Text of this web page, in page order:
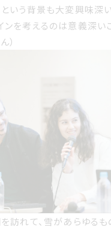
大変興味深いです そんな
意義深いことだと思っ
いう背景も大変興味深
を考えるのは意義深い
）
訪れて 雪があらゆるも
訪れて、雪があらゆる